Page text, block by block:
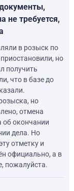
не требуется,
в розыск по
но
получить
что в базе до
но
отмена
об окончании
дела. Но
отметку и
официально, а в
пожалуйста.